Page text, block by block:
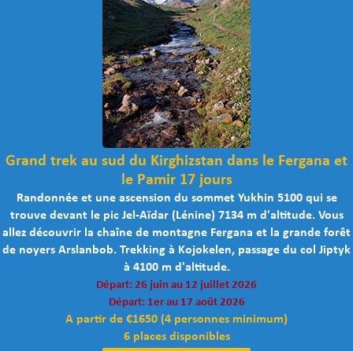
Grand trek au sud du Kirghizstan dans le Fergana et
le Pamir 17 jours
Randonnée et une ascension du sommet Yukhin 5100 qui se
trouve devant le pic Jel-Aïdar (Lénine) 7134 m d'altitude. Vous
allez découvrir la chaîne de montagne Fergana et la grande forêt
de noyers Arslanbob. Trekking à Kojokelen, passage du col Jiptyk
à 4100 m d'altitude.
Départ: 26 juin au 12 juillet 2026
Départ: 1er au 17 août 2026
A partir de €1650 (4 personnes minimum)
6 places disponibles